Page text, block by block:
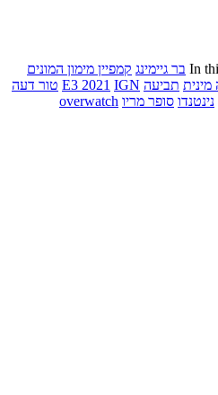
In בר גיימינג קמפיין מימון המונים
תביעה E3 2021 IGN
טור דעה
נינטנדו סופר מריו overwatch